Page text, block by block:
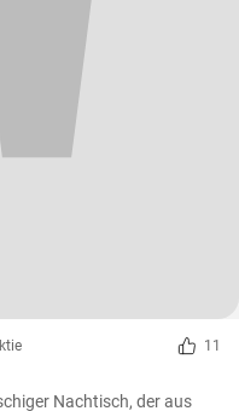
11
Nachtisch, der aus